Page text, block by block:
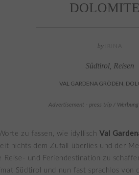
by
Südtirol, Reisen
VAL GARDENA GRÖDEN,
Advertisement - press trip / Werbung
zu fassen, wie idyllisch Val
nichts dem Zufall überlies und der
Reise- und Feriendestination zu
Südtirol und nun fast sprachlos von